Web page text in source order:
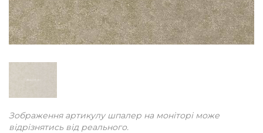
Зображення артикулу шпалер на моніторі може
відрізнятись від реального.